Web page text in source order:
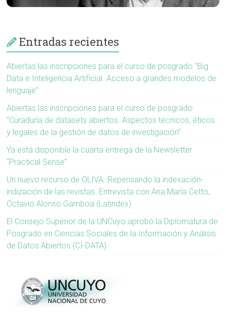
Entradas recientes
Abiertas las inscripciones para el curso de posgrado “Big
Data e Inteligencia Artificial. Acceso a grandes modelos de
lenguaje”
Abiertas las inscripciones para el curso de posgrado
“Curaduría de datasets abiertos. Aspectos técnicos, éticos
y legales de la gestión de datos de investigación”
Ya está disponible la cuarta entrega de la Newsletter
“Practical Sense”
Un nuevo recurso de OLIVA. Repensando la indexación-
indización de las revistas. Entrevista con Ana María Cetto,
Octavio Alonso Gamboa (Latindex)
El Consejo Superior de la UNCuyo aprobó la Diplomatura de
Posgrado en Ciencias Sociales de la Información y Análisis
de Datos Abiertos (CI-DATA)